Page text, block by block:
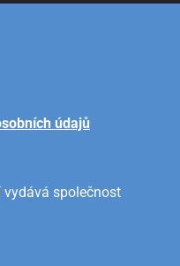
údajů
společnost